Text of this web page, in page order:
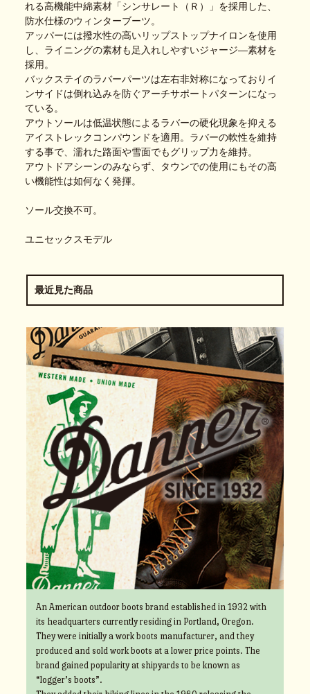
れる高機能中綿素材「シンサレート（Ｒ）」を採用した、
防水仕様のウィンターブーツ。
アッパーには撥水性の高いリップストップナイロンを使用
し、ライニングの素材も足入れしやすいジャージ―素材を
採用。
バックステイのラバーパーツは左右非対称になっておりイ
ンサイドは倒れ込みを防ぐアーチサポートパターンになっ
ている。
アウトソールは低温状態によるラバーの硬化現象を抑える
アイストレックコンパウンドを適用。ラバーの軟性を維持
する事で、濡れた路面や雪面でもグリップ力を維持。
アウトドアシーンのみならず、タウンでの使用にもその高
い機能性は如何なく発揮。
ソール交換不可。
ユニセックスモデル
最近見た商品
An American outdoor boots brand established in 1932 with
its headquarters currently residing in Portland, Oregon.
They were initially a work boots manufacturer, and they
produced and sold work boots at a lower price points. The
brand gained popularity at shipyards to be known as
“logger’s boots”.